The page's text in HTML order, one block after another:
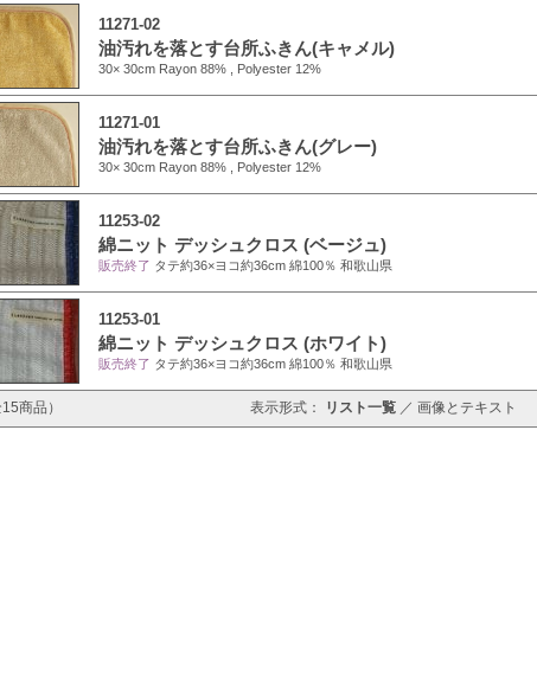
11271-02
油汚れを落とす台所ふきん(キャメル)
30× 30cm Rayon 88% , Polyester 12%
11271-01
油汚れを落とす台所ふきん(グレー)
30× 30cm Rayon 88% , Polyester 12%
11253-02
綿ニット デッシュクロス (ベージュ)
販売終了 タテ約36×ヨコ約36cm 綿100％ 和歌山県
11253-01
綿ニット デッシュクロス (ホワイト)
販売終了 タテ約36×ヨコ約36cm 綿100％ 和歌山県
商品） 表示形式： リスト一覧／ 画像とテキスト